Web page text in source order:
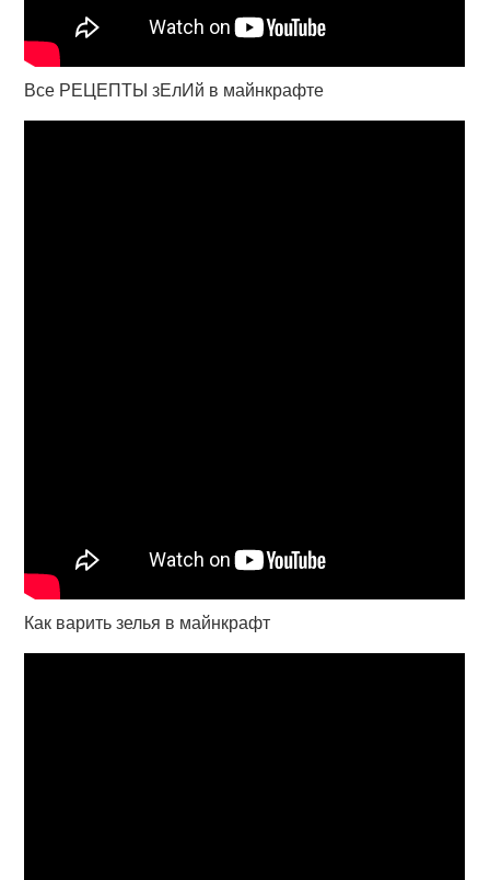
Все РЕЦЕПТЫ зЕлИй в майнкрафте
Как варить зелья в майнкрафт